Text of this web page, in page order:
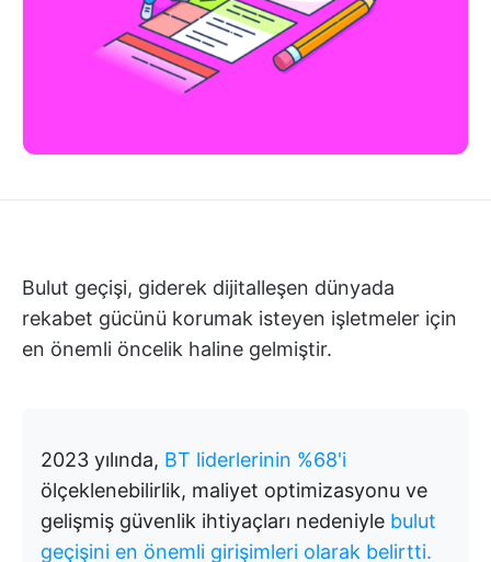
Bulut geçişi, giderek dijitalleşen dünyada
rekabet gücünü korumak isteyen işletmeler için
en önemli öncelik haline gelmiştir.
2023 yılında, BT liderlerinin %68'i
ölçeklenebilirlik, maliyet optimizasyonu ve
gelişmiş güvenlik ihtiyaçları nedeniyle bulut
geçişini en önemli girişimleri olarak belirtti.